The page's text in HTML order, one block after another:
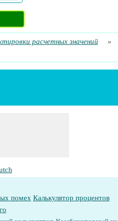
расчетных значений »
помех Калькулятор процентов